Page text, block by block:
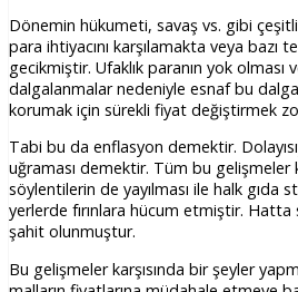
Dönemin hükumeti, savaş vs. gibi
para ihtiyacını karşılamakta veya bazı
gecikmiştir. Ufaklık paranın yok olması
dalgalanmalar nedeniyle esnaf bu
korumak için sürekli fiyat değiştirmek
Tabi bu da enflasyon demektir.
uğraması demektir. Tüm bu gelişmeler
söylentilerin de yayılması ile halk gıda
yerlerde fırınlara hücum etmiştir. Hatta
şahit olunmuştur.
Bu gelişmeler karşısında bir şeyler